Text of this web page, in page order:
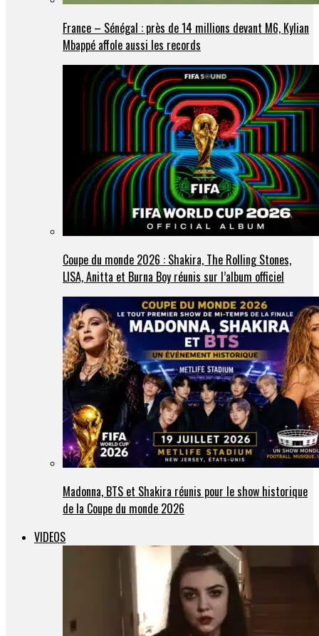
France – Sénégal : près de 14 millions devant M6, Kylian
Mbappé affole aussi les records
Coupe du monde 2026 : Shakira, The Rolling Stones,
LISA, Anitta et Burna Boy réunis sur l’album officiel
Madonna, BTS et Shakira réunis pour le show historique
de la Coupe du monde 2026
VIDEOS